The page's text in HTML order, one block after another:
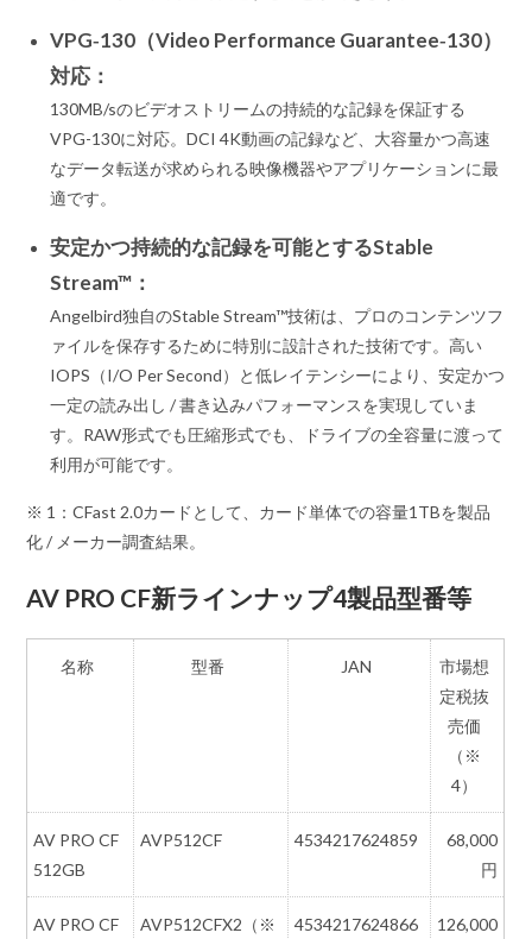
VPG‐130（Video Performance Guarantee‐130）
対応：
130MB/sのビデオストリームの持続的な記録を保証する
VPG-130に対応。DCI 4K動画の記録など、大容量かつ高速
なデータ転送が求められる映像機器やアプリケーションに最
適です。
安定かつ持続的な記録を可能とするStable
Stream™：
Angelbird独自のStable Stream™技術は、プロのコンテンツフ
ァイルを保存するために特別に設計された技術です。高い
IOPS（I/O Per Second）と低レイテンシーにより、安定かつ
一定の読み出し / 書き込みパフォーマンスを実現していま
す。RAW形式でも圧縮形式でも、ドライブの全容量に渡って
利用が可能です。
※ 1：CFast 2.0カードとして、カード単体での容量1TBを製品
化 / メーカー調査結果。
AV PRO CF新ラインナップ4製品型番等
名称 型番 JAN
市場想
定税抜
売価
（※
4）
AV PRO CF
512GB
AVP512CF 4534217624859
68,000
円
AV PRO CF
AVP512CFX2（※
4534217624866
126,000